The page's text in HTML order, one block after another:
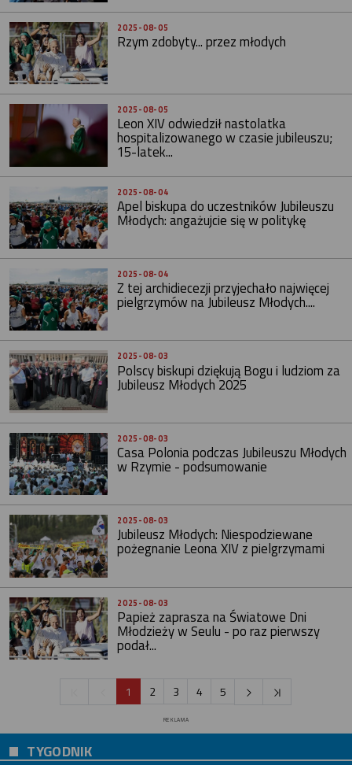
2025-08-05
Rzym zdobyty... przez młodych
2025-08-05
Leon XIV odwiedził nastolatka
hospitalizowanego w czasie jubileuszu;
15-latek...
2025-08-04
Apel biskupa do uczestników Jubileuszu
Młodych: angażujcie się w politykę
2025-08-04
Z tej archidiecezji przyjechało najwięcej
pielgrzymów na Jubileusz Młodych....
2025-08-03
Polscy biskupi dziękują Bogu i ludziom za
Jubileusz Młodych 2025
2025-08-03
Casa Polonia podczas Jubileuszu Młodych
w Rzymie - podsumowanie
2025-08-03
Jubileusz Młodych: Niespodziewane
pożegnanie Leona XIV z pielgrzymami
2025-08-03
Papież zaprasza na Światowe Dni
Młodzieży w Seulu - po raz pierwszy
podał...
1 2 3 4 5
REKLAMA
TYGODNIK